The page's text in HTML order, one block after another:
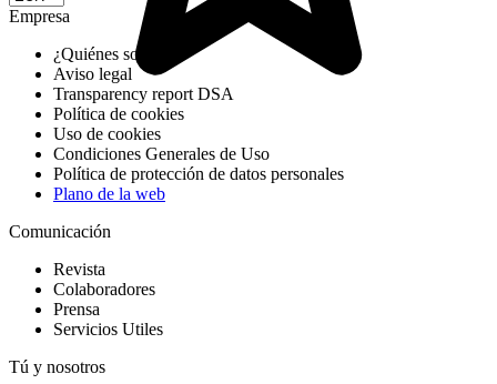
Empresa
¿Quiénes somos?
Aviso legal
Transparency report DSA
Política de cookies
Uso de cookies
Condiciones Generales de Uso
Política de protección de datos personales
Plano de la web
Comunicación
Revista
Colaboradores
Prensa
Servicios Utiles
Tú y nosotros